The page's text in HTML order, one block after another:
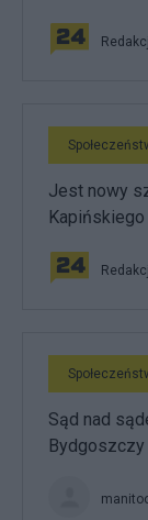
Jest nowy
Sąd nad
Bydgoszczy